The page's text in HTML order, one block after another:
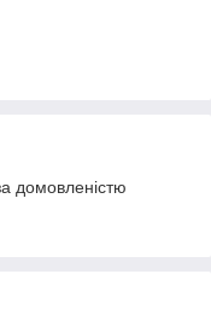
домовленістю